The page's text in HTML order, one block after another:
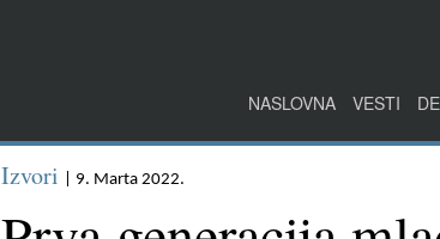
NASLOVNA VESTI
Izvori | 9. Marta 2022.